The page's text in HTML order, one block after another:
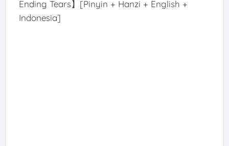
Ending Tears】[Pinyin + Hanzi + English +
Indonesia]